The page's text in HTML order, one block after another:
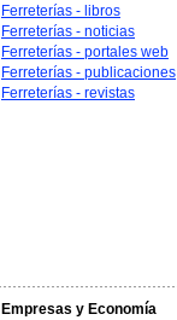
Ferreterías - libros
Ferreterías - noticias
Ferreterías - portales web
Ferreterías - publicaciones
Ferreterías - revistas
Empresas y Economía